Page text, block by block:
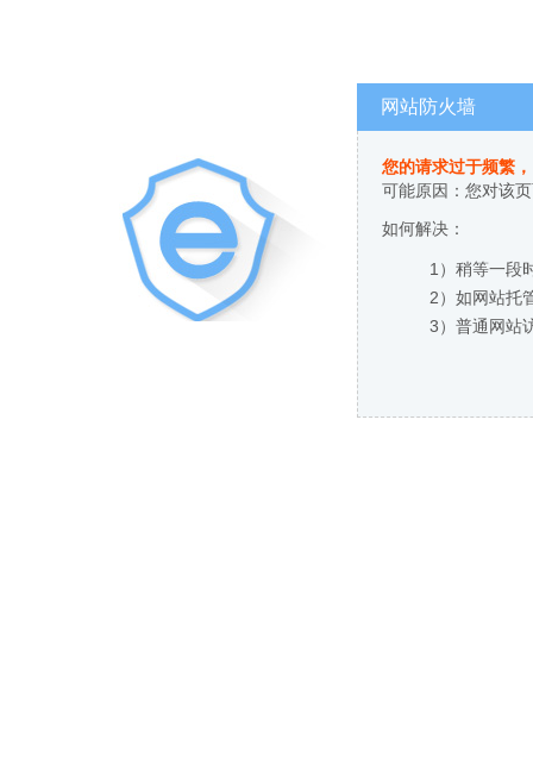
网站防火墙
您的请求过于频繁
可能原因：您对该
如何解决：
1）稍等一段
2）如网站托
3）普通网站